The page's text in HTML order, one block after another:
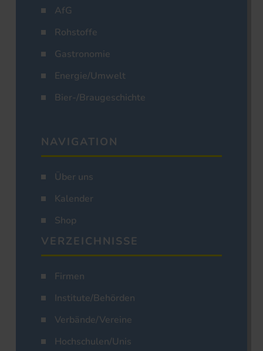
AfG
Rohstoffe
Gastronomie
Energie/Umwelt
Bier-/Braugeschichte
NAVIGATION
Über uns
Kalender
Shop
VERZEICHNISSE
Firmen
Institute/Behörden
Verbände/Vereine
Hochschulen/Unis